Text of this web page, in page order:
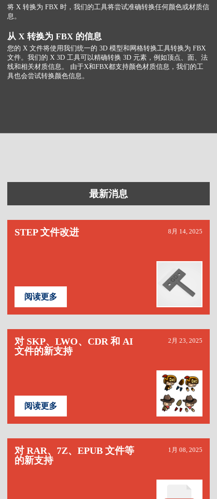
将 X 转换为 FBX 时，我们的工具将尝试准确转换任何颜色或材质信
息。
从 X 转换为 FBX 的信息
您的 X 文件将使用我们统一的 3D 模型和网格转换工具转换为 FBX
文件。我们的 X 3D 工具可以精确转换 3D 元素，例如顶点、面、法
线和相关材质信息。 由于X和FBX都支持颜色材质信息，我们的工
具也会尝试转换颜色信息。
最新消息
STEP 文件改进 8月 14, 2025
阅读更多
对 SKP、LWO、CDR 和 AI
文件的新支持
2月 23, 2025
阅读更多
对 RAR、7Z、EPUB 文件等
的新支持
1月 08, 2025